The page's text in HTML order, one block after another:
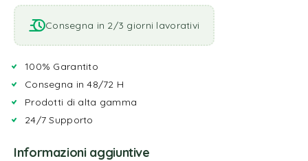
Consegna in 2/3 giorni lavorativi
100% Garantito
Consegna in 48/72 H
Prodotti di alta gamma
24/7 Supporto
Informazioni aggiuntive